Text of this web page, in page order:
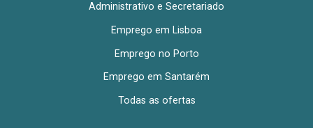
Administrativo e Secretariado
Emprego em Lisboa
Emprego no Porto
Emprego em Santarém
Todas as ofertas